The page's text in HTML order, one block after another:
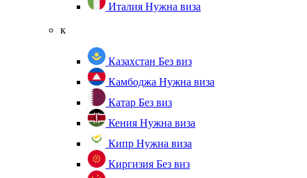
Италия Нужна виза
к
Казахстан Без виз
Камбоджа Нужна виза
Катар Без виз
Кения Нужна виза
Кипр Нужна виза
Киргизия Без виз